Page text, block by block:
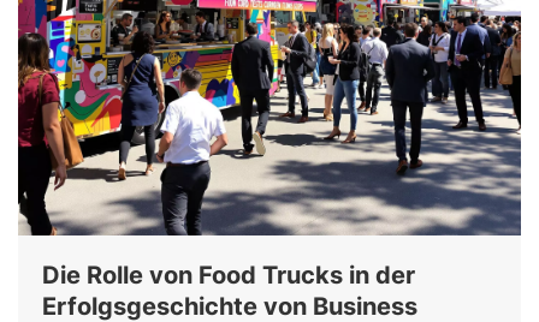
Die Rolle von Food Trucks in der
Erfolgsgeschichte von Business